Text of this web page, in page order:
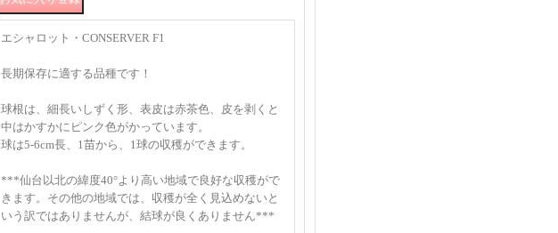
エシャロット・CONSERVER F1
長期保存に適する品種です！
球根は、細長いしずく形、表皮は赤茶色、皮を剥くと
中はかすかにピンク色がかっています。
球は5-6cm長、1苗から、1球の収穫ができます。
***仙台以北の緯度40°より高い地域で良好な収穫がで
きます。その他の地域では、収穫が全く見込めないと
いう訳ではありませんが、結球が良くありません***